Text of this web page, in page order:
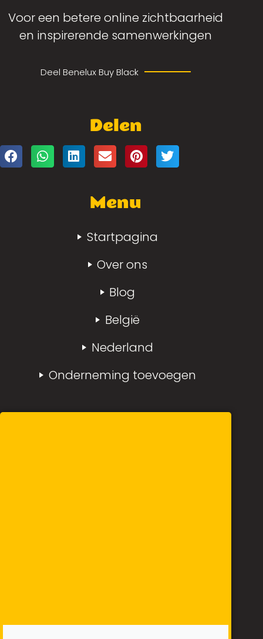
Voor een betere online zichtbaarheid
en inspirerende samenwerkingen
Deel Benelux Buy Black
Delen
Menu
Startpagina
Over ons
Blog
België
Nederland
Onderneming toevoegen